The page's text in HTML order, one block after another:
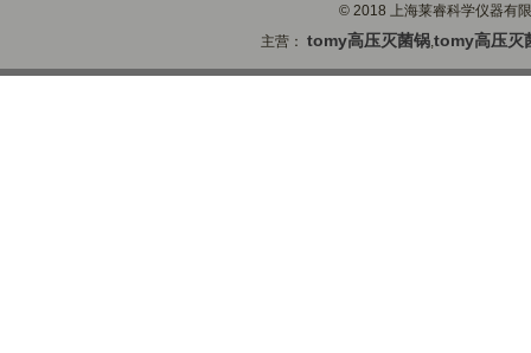
© 2018 上海莱睿科学仪器有
主营：tomy高压灭菌锅,tomy高压灭